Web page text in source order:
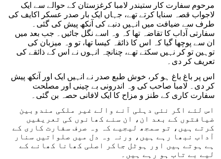
مرحوم سفارت کار ستیندر لامبا کرغزستان کے حوالے سے ایک
لاجواب قصہ سنایا کرتے تھے، جہاں ایک بار صدر عسکر اکایف کی
طرف سے ضیافت میں انہیں دنبے کی آنکھ پیش کی گئی۔
سفارتی آداب کا تقاضہ تھا کہ وہ اسے نگل جائیں۔ جب بعد میں
ان سے پوچھا گیا کہ اس کا ذائقہ کیسا تھا، تو وہ میزبان کی
توہین تو کر نہیں سکتے تھے، چنانچہ انہوں نے اس کے ذائقے کی
تعریف کر دی۔
اس پر باغ باغ ہو کر، خوش طبع صدر نے انہیں ایک اور آنکھ پیش
کر دی۔ لامبا صاحب کی وہ اندرونی بے چینی اور مصلحت
سفارت کاری کے طنز و مزاح کا ایک لافانی حصہ بن گئی۔
اس لئے اگر نئی دہلی آنے والے غیر ملکی مندوبین
ضیافتوں کے بعد ان، ان سنے کھانوں کی تعریفیں
کرتے ہیں، تو سمجھ لیجیے کہ وہ صرف سفارت کاری کے
آداب نبھا رہے ہیں، ورنہ وہ دل میں صلواتیں سنار
ہے ہوتے ہیں اور ہوٹل جاکر اصلی کھانا کھانے کے
لیے بے تاب ہو رہے ہیں۔